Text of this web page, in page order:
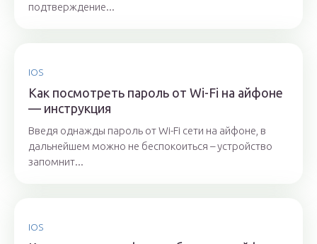
подтверждение...
IOS
Как посмотреть пароль от Wi-Fi на айфоне
— инструкция
Введя однажды пароль от Wi-Fi сети на айфоне, в
дальнейшем можно не беспокоиться – устройство
запомнит...
IOS